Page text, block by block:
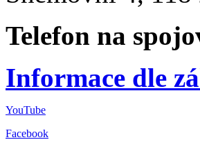
Telefon na
Informace dle
YouTube
Facebook